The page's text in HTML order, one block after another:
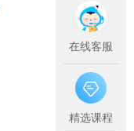
在线客服
精选课程